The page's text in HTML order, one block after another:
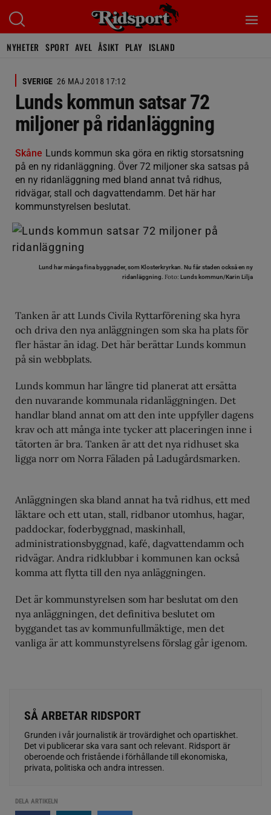
NYHETER SPORT AVEL ÅSIKT PLAY ISLAND
SVERIGE 26 MAJ 2018 17:12
Lunds kommun satsar 72
miljoner på ridanläggning
Skåne Lunds kommun ska göra en riktig storsatsning
på en ny ridanläggning. Över 72 miljoner ska satsas på
en ny ridanläggning med bland annat två ridhus,
ridvägar, stall och dagvattendamm. Det här har
kommunstyrelsen beslutat.
Lund har många fina byggnader, som Klosterkryrkan. Nu får staden också en ny
ridanläggning. Foto: Lunds kommun/Karin Lilja
Tanken är att Lunds Civila Ryttarförening ska hyra
och driva den nya anläggningen som ska ha plats för
fler hästar än idag. Det här berättar Lunds kommun
på sin webbplats.
Lunds kommun har längre tid planerat att ersätta
den nuvarande kommunala ridanläggningen. Det
handlar bland annat om att den inte uppfyller dagens
krav och att många inte tycker att placeringen inne i
tätorten är bra. Tanken är att det nya ridhuset ska
ligga norr om Norra Fäladen på Ladugårdsmarken.
Anläggningen ska bland annat ha två ridhus, ett med
läktare och ett utan, stall, ridbanor utomhus, hagar,
paddockar, foderbyggnad, maskinhall,
administrationsbyggnad, kafé, dagvattendamm och
ridvägar. Andra ridklubbar i kommunen kan också
komma att flytta till den nya anläggningen.
Det är kommunstyrelsen som har beslutat om den
nya anläggningen, det definitiva beslutet om
byggandet tas av kommunfullmäktige, men det
vanliga är att kommunstyrelsens förslag går igenom.
SÅ ARBETAR RIDSPORT
Grunden i vår journalistik är trovärdighet och opartiskhet.
Det vi publicerar ska vara sant och relevant. Ridsport är
oberoende och fristående i förhållande till ekonomiska,
privata, politiska och andra intressen.
DELA ARTIKELN